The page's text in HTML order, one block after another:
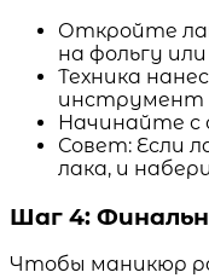
Откройте
на фольгу
Техника
инструмент
Начинайте с
Совет: Если
лака, и
Шаг 4:
Чтобы маникюр